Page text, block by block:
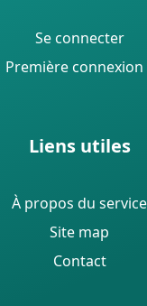
Se connecter
Première connexion
Liens utiles
À propos du service
Site map
Contact